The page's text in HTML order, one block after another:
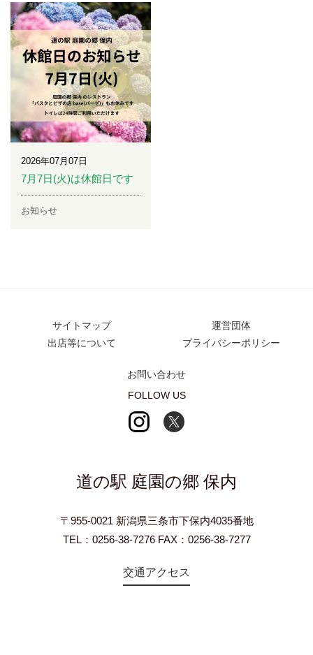
2026年07月07日
7月7日(火)は休館日です
お知らせ
サイトマップ
運営団体
出店等について
プライバシーポリシー
お問い合わせ
FOLLOW US
道の駅 庭園の郷 保内
〒955-0021 新潟県三条市下保内4035番地
TEL：0256-38-7276 FAX：0256-38-7277
交通アクセス